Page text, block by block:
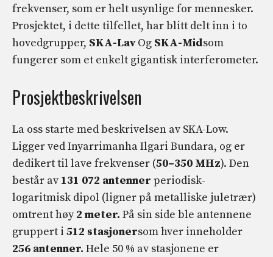
frekvenser, som er helt usynlige for mennesker.
Prosjektet, i dette tilfellet, har blitt delt inn i to
hovedgrupper, SKA-LavOg SKA-Midsom
fungerer som et enkelt gigantisk interferometer.
Prosjektbeskrivelsen
La oss starte med beskrivelsen av SKA-Low.
Ligger ved Inyarrimanha Ilgari Bundara, og er
dedikert til lave frekvenser (50–350 MHz). Den
består av 131 072 antenner periodisk-
logaritmisk dipol (ligner på metalliske juletrær)
omtrent høy2 meter. På sin side ble antennene
gruppert i 512 stasjonersom hver inneholder
256 antenner. Hele 50 % av stasjonene er